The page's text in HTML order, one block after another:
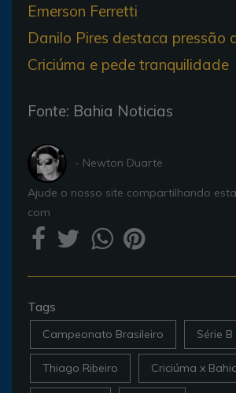
Emerson Ferretti
Danilo Pires destaca pressão
Criciúma e pede tranquilidade
Fonte: Bahia Noticias
- Newton Duarte
Ajude o nosso site compartilhando
com
Tags
Campeonato Brasileiro Série B
Thiago Ribeiro Criciúma x